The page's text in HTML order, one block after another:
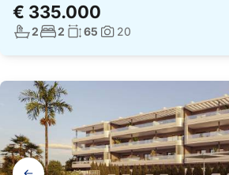
€ 335.000
Aantal badkamers:
2Aantal slaapkamers:
2 Woonoppervlakte:
65 Foto's:
20
Galerij